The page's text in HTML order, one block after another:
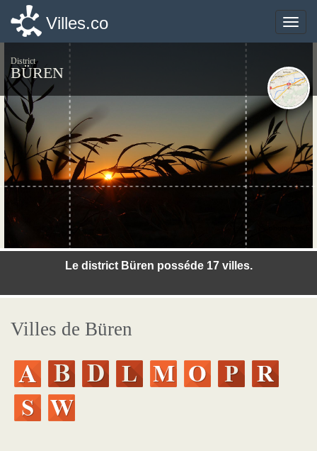
Toggle
Villes.co
District
BÜREN
Le district Büren posséde 17 villes.
Villes de Büren
Toggle
Villes.co